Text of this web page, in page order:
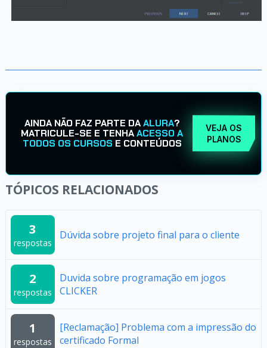
AINDA NÃO FAZ PARTE DAALURA?
MATRICULE-SE E TENHAACESSO A
TODOS OS CURSOS E CONTEÚDOS
VEJA OS
PLANOS
TÓPICOS RELACIONADOS
3
respostas
Dúvida sobre projeto final para o cliente
2
respostas
Duvida sobre programação em jogos
CLICKER
1
respostas
[Reclamação] Problema com a impressão do
certificado Formal